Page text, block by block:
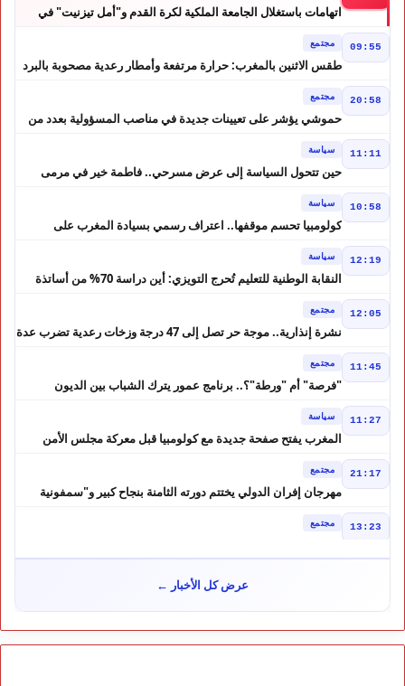
اتهامات باستغلال الجامعة الملكية لكرة القدم و"أمل تيزنيت" في
09:55 مجتمع
طقس الاثنين بالمغرب: حرارة مرتفعة وأمطار رعدية مصحوبة بالبرد
20:58 مجتمع
حموشي يؤشر على تعيينات جديدة في مناصب المسؤولية بعدد من
11:11 سياسة
حين تتحول السياسة إلى عرض مسرحي.. فاطمة خير في مرمى
10:58 سياسة
كولومبيا تحسم موقفها.. اعتراف رسمي بسيادة المغرب على
12:19 سياسة
النقابة الوطنية للتعليم تُحرج التويزي: أين دراسة 70% من أساتذة
12:05 مجتمع
نشرة إنذارية.. موجة حر تصل إلى 47 درجة وزخات رعدية تضرب عدة
11:45 مجتمع
"فرصة" أم "ورطة"؟.. برنامج عمور يترك الشباب بين الديون
11:27 سياسة
المغرب يفتح صفحة جديدة مع كولومبيا قبل معركة مجلس الأمن
21:17 مجتمع
مهرجان إفران الدولي يختتم دورته الثامنة بنجاح كبير و"سمفونية
13:23 مجتمع
إصلاح الوزارة
غضب داخل حزب الاستقلال بالحسيمة بسبب تفويض مضيان اقتراح
مرشح الانتخابات التشريعية
11:52 مجتمع
عرض كل الأخبار ←